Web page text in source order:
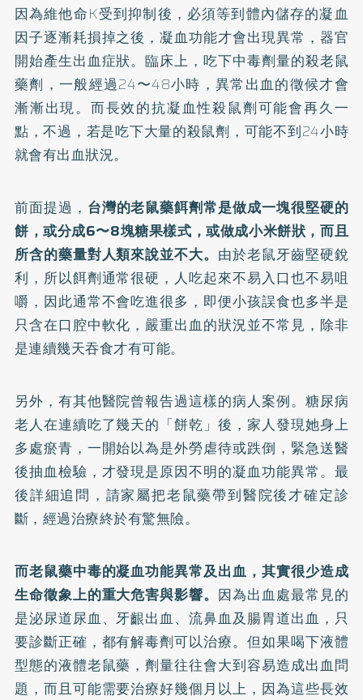
因為維他命K受到抑制後，必須等到體內儲存的凝血
因子逐漸耗損掉之後，凝血功能才會出現異常，器官
開始產生出血症狀。臨床上，吃下中毒劑量的殺老鼠
藥劑，一般經過24〜48小時，異常出血的徵候才會
漸漸出現。而長效的抗凝血性殺鼠劑可能會再久一
點，不過，若是吃下大量的殺鼠劑，可能不到24小時
就會有出血狀況。
前面提過， 台灣的老鼠藥餌劑常是做成一塊很堅硬的
餅，或分成6〜8塊糖果樣式，或做成小米餅狀，而且
所含的藥量對人類來說並不大。 由於老鼠牙齒堅硬銳
利，所以餌劑通常很硬，人吃起來不易入口也不易咀
嚼，因此通常不會吃進很多，即便小孩誤食也多半是
只含在口腔中軟化，嚴重出血的狀況並不常見，除非
是連續幾天吞食才有可能。
另外，有其他醫院曾報告過這樣的病人案例。糖尿病
老人在連續吃了幾天的「餅乾」後，家人發現她身上
多處瘀青，一開始以為是外勞虐待或跌倒，緊急送醫
後抽血檢驗，才發現是原因不明的凝血功能異常。最
後詳細追問，請家屬把老鼠藥帶到醫院後才確定診
斷，經過治療終於有驚無險。
而老鼠藥中毒的凝血功能異常及出血，其實很少造成
生命徵象上的重大危害與影響。 因為出血處最常見的
是泌尿道尿血、牙齦出血、流鼻血及腸胃道出血，只
要診斷正確，都有解毒劑可以治療。但如果喝下液體
型態的液體老鼠藥，劑量往往會大到容易造成出血問
題，而且可能需要治療好幾個月以上，因為這些長效